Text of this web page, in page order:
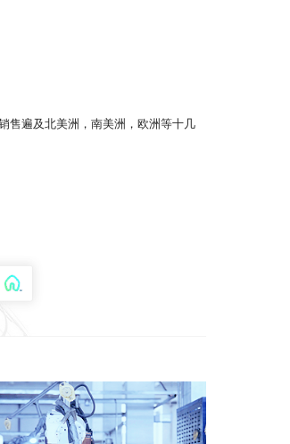
售遍及北美洲，南美洲，欧洲等十几